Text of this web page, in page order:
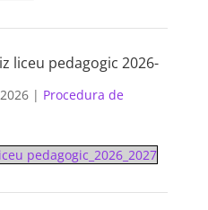
liceu pedagogic 2026-
| Procedura de
pedagogic_2026_2027